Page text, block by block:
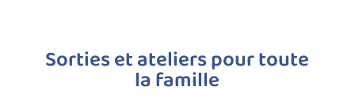
Sorties et ateliers pour toute
la famille